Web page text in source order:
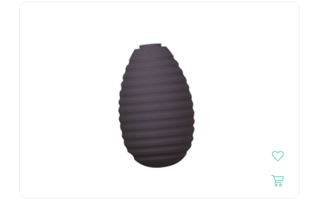
Kleeflaag removers
Verbandhaakjes